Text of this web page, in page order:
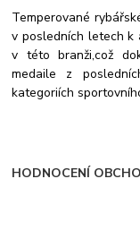
Temperované
v posledních letech k
v této branži,což
medaile z
kategoriích
HODNOCENÍ